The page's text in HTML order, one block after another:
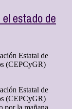
estado de
Estatal de
(CEPCyGR)
Estatal de
(CEPCyGR)
por la mañana